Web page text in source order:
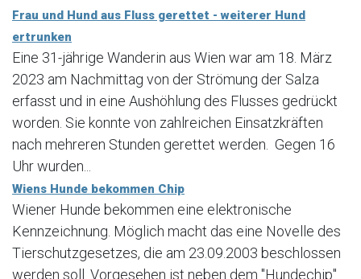
Frau und Hund aus Fluss gerettet - weiterer Hund
ertrunken
Eine 31-jährige Wanderin aus Wien war am 18. März
2023 am Nachmittag von der Strömung der Salza
erfasst und in eine Aushöhlung des Flusses gedrückt
worden. Sie konnte von zahlreichen Einsatzkräften
nach mehreren Stunden gerettet werden. Gegen 16
Uhr wurden...
Wiens Hunde bekommen Chip
Wiener Hunde bekommen eine elektronische
Kennzeichnung. Möglich macht das eine Novelle des
Tierschutzgesetzes, die am 23.09.2003 beschlossen
werden soll. Vorgesehen ist neben dem "Hundechip"